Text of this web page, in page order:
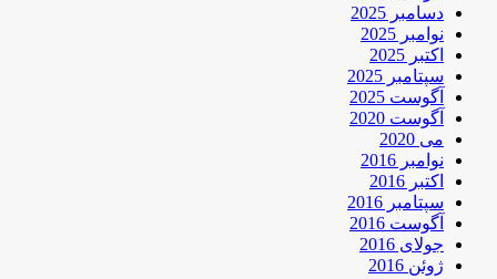
دسامبر 2025
نوامبر 2025
اکتبر 2025
سپتامبر 2025
آگوست 2025
آگوست 2020
می 2020
نوامبر 2016
اکتبر 2016
سپتامبر 2016
آگوست 2016
جولای 2016
ژوئن 2016